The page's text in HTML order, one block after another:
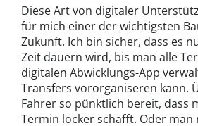
Diese Art von digitaler
für mich einer der wichtigsten
Zukunft. Ich bin sicher, dass es
Zeit dauern wird, bis man alle
digitalen Abwicklungs-App
Transfers vororganiseren kann.
Fahrer so pünktlich bereit, dass
Termin locker schafft. Oder